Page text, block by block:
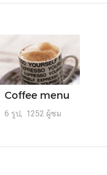
Coffee menu
6 รูป, 1252 ผู้ชม